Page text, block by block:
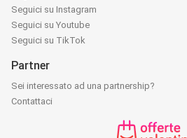
Seguici su Instagram
Seguici su Youtube
Seguici su TikTok
Partner
Sei interessato ad una partnership?
Contattaci